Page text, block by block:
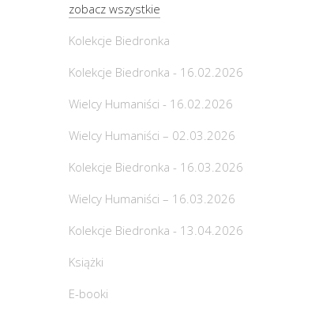
zobacz wszystkie
Kolekcje Biedronka
Kolekcje Biedronka - 16.02.2026
Wielcy Humaniści - 16.02.2026
Wielcy Humaniści – 02.03.2026
Kolekcje Biedronka - 16.03.2026
Wielcy Humaniści – 16.03.2026
Kolekcje Biedronka - 13.04.2026
Książki
E-booki